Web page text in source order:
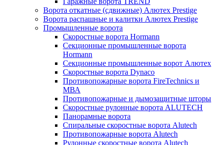
Ворота откатные (сдвижные) Алютех Prestige
Ворота распашные и калитки Алютех Prestige
Промышленные ворота
Скоростные ворота Hormann
Секционные промышленные ворота
Hormann
Секционные промышленные ворот Алютех
Скоростные ворота Dynaco
Противопожарные ворота FireTechnics и
МВА
Противопожарные и дымозащитные шторы
Скоростные рулонные ворота ALUTECH
Панорамные ворота
Спиральные скоростные ворота Alutech
Противопожарные ворота Alutech
Рулонные скоростные ворота Alutech